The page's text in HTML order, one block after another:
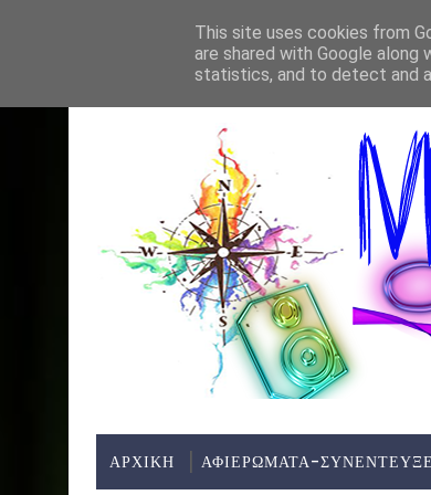
About Contact
ΤΕΛΕΥΤΑΊΑ ΝΈΑ:
ΑΡΧΙΚΗ ΑΦΙΕΡΩΜΑΤΑ-
This site uses cookies from
are shared with Google
statistics, and to detect and